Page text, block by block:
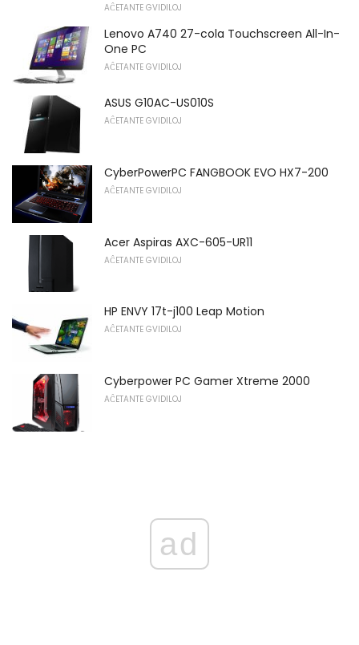
AĈETANTE GVIDILOJ
Lenovo A740 27-cola Touchscreen All-In-
One PC
AĈETANTE GVIDILOJ
ASUS G10AC-US010S
AĈETANTE GVIDILOJ
CyberPowerPC FANGBOOK EVO HX7-200
AĈETANTE GVIDILOJ
Acer Aspiras AXC-605-UR11
AĈETANTE GVIDILOJ
HP ENVY 17t-j100 Leap Motion
AĈETANTE GVIDILOJ
Cyberpower PC Gamer Xtreme 2000
AĈETANTE GVIDILOJ
ad